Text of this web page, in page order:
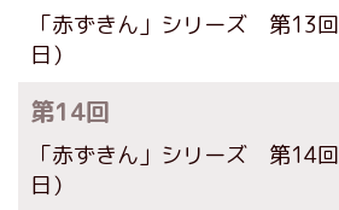
「赤ずきん」シリーズ 第13回
日）
第14回
「赤ずきん」シリーズ 第14回
日）